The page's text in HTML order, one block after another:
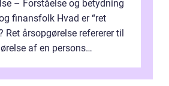
– Forståelse og betydning
finansfolk Hvad er “ret
Ret årsopgørelse refererer til
af en persons